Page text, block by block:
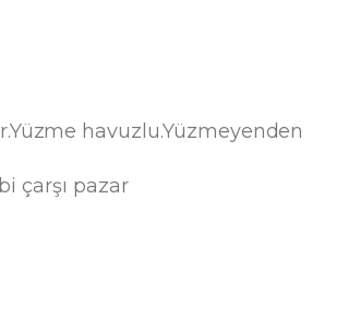
havuzlu.Yüzmeyenden
çarşı pazar